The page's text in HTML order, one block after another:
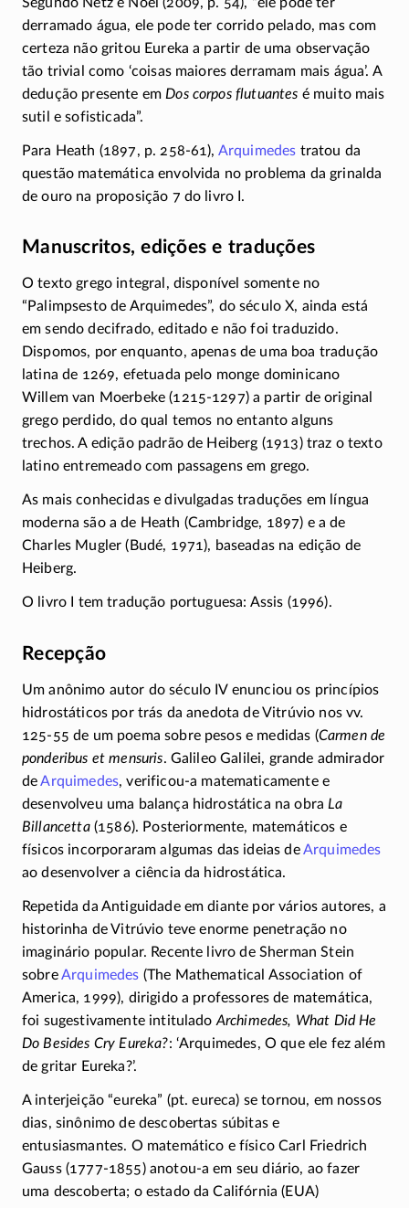
derramado água, ele pode ter corrido pelado, mas com
certeza não gritou Eureka a partir de uma observação
tão trivial como ‘coisas maiores derramam mais água’. A
dedução presente em Dos corpos flutuantes é muito mais
sutil e sofisticada”.
Para Heath (1897, p. 258-61), Arquimedes tratou da
questão matemática envolvida no problema da grinalda
de ouro na proposição 7 do livro I.
Manuscritos, edições e traduções
O texto grego integral, disponível somente no
“Palimpsesto de Arquimedes”, do século X, ainda está
em sendo decifrado, editado e não foi traduzido.
Dispomos, por enquanto, apenas de uma boa tradução
latina de 1269, efetuada pelo monge dominicano
Willem van Moerbeke(1215-1297)a partir de original
grego perdido, do qual temos no entanto alguns
trechos. A edição padrão de Heiberg (1913)traz o texto
latino entremeado com passagens em grego.
As mais conhecidas e divulgadas traduções em língua
moderna são a de Heath (Cambridge, 1897) e a de
Charles Mugler (Budé, 1971), baseadas na edição de
Heiberg.
O livro I tem tradução portuguesa: Assis (1996).
Recepção
Um anônimo autor do século IV enunciou os princípios
hidrostáticos por trás da anedota de Vitrúvio nos vv.
125-55 de um poema sobre pesos e medidas (Carmen de
ponderibus et mensuris. Galileo Galilei, grande admirador
deArquimedes,verificou-a matematicamente e
desenvolveu uma balança hidrostática na obra La
Billancetta(1586). Posteriormente, matemáticos e
físicos incorporaram algumas das ideias deArquimedes
ao desenvolver a ciência da hidrostática.
Repetida da Antiguidade em diante por vários autores, a
historinha de Vitrúvio teve enorme penetração no
imaginário popular. Recente livro de Sherman Stein
sobreArquimedes (The Mathematical Association of
America, 1999), dirigido a professores de matemática,
foi sugestivamente intitulado Archimedes, What Did He
Do Besides Cry Eureka?: ‘Arquimedes, O que ele fez além
de gritar Eureka?’.
A interjeição “eureka” (pt. eureca) se tornou, em nossos
dias, sinônimo de descobertas súbitas e
entusiasmantes. O matemático e físico Carl Friedrich
Gauss (1777-1855) anotou-a em seu diário, ao fazer
uma descoberta; o estado da Califórnia (EUA)